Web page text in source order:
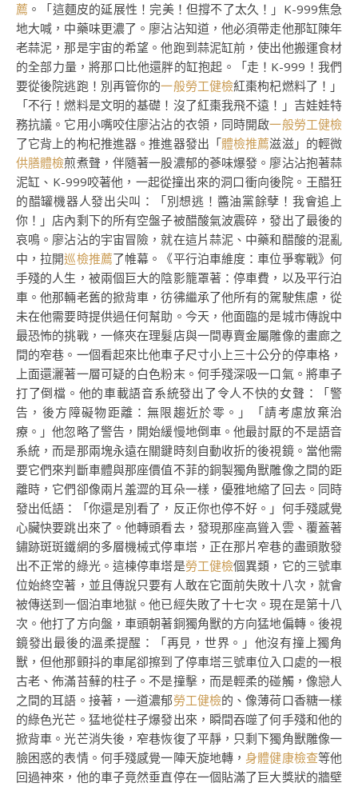
薦 。「這麵皮的延展性！完美！但撐不了太久！」K-999焦急
地大喊，中藥味更濃了。廖沾沾知道，他必須帶走他那缸陳年
老蒜泥，那是宇宙的希望。他跑到蒜泥缸前，使出他搬運食材
的全部力量，將那口比他還胖的缸抱起。「走！K-999！我們
要從後院逃跑！別再管你的一般勞工健檢紅棗枸杞燃料了！」
「不行！燃料是文明的基礎！沒了紅棗我飛不遠！」吉娃娃特
務抗議。它用小嘴咬住廖沾沾的衣領，同時開啟一般勞工健檢
了它背上的枸杞推進器。推進器發出「體檢推薦滋滋」的輕微
供膳體檢煎煮聲，伴隨著一股濃郁的蔘味爆發。廖沾沾抱著蒜
泥缸、K-999咬著他，一起從撞出來的洞口衝向後院。王醋狂
的醋罐機器人發出尖叫：「別想逃！醬油黨餘孽！我會追上
你！」店內剩下的所有空盤子被醋酸氣波震碎，發出了最後的
哀鳴。廖沾沾的宇宙冒險，就在這片蒜泥、中藥和醋酸的混亂
中，拉開巡檢推薦了帷幕。《平行泊車維度：車位爭奪戰》何
手殘的人生，被兩個巨大的陰影籠罩著：停車費，以及平行泊
車。他那輛老舊的掀背車，彷彿繼承了他所有的駕駛焦慮，從
未在他需要時提供過任何幫助。今天，他面臨的是城市傳說中
最恐怖的挑戰，一條夾在理髮店與一間專賣金屬雕像的畫廊之
間的窄巷。一個看起來比他車子尺寸小上三十公分的停車格，
上面還灑著一層可疑的白色粉末。何手殘深吸一口氣。將車子
打了倒檔。他的車載語音系統發出了令人不快的女聲：「警
告，後方障礙物距離：無限趨近於零。」「請考慮放棄治
療。」他忽略了警告，開始緩慢地倒車。他最討厭的不是語音
系統，而是那兩塊永遠在關鍵時刻自動收折的後視鏡。當他需
要它們來判斷車體與那座價值不菲的銅製獨角獸雕像之間的距
離時，它們卻像兩片羞澀的耳朵一樣，優雅地縮了回去。同時
發出低語：「你還是別看了，反正你也停不好。」何手殘感覺
心臟快要跳出來了。他轉頭看去，發現那座高聳入雲、覆蓋著
鏽跡斑斑鐵網的多層機械式停車塔，正在那片窄巷的盡頭散發
出不正常的綠光。這棟停車塔是勞工健檢個異類，它的三號車
位始終空著，並且傳說只要有人敢在它面前失敗十八次，就會
被傳送到一個泊車地獄。他已經失敗了十七次。現在是第十八
次。他打了方向盤，車頭朝著銅獨角獸的方向猛地偏轉。後視
鏡發出最後的溫柔提醒：「再見，世界。」他沒有撞上獨角
獸，但他那顫抖的車尾卻擦到了停車塔三號車位入口處的一根
古老、佈滿苔蘚的柱子。不是撞擊，而是輕柔的碰觸，像戀人
之間的耳語。接著，一道濃郁勞工健檢的、像薄荷口香糖一樣
的綠色光芒。猛地從柱子爆發出來，瞬間吞噬了何手殘和他的
掀背車。光芒消失後，窄巷恢復了平靜，只剩下獨角獸雕像一
臉困惑的表情。何手殘感覺一陣天旋地轉， 身體健康檢查等他
回過神來，他的車子竟然垂直停在一個貼滿了巨大獎狀的牆壁